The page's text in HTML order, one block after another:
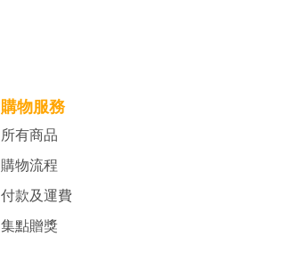
購物服務
所有商品
購物流程
付款及運費
集點贈獎